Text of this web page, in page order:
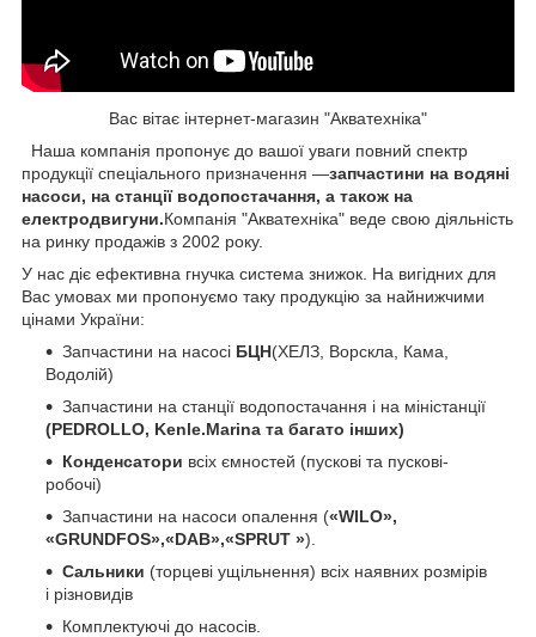
Вас вітає інтернет-магазин "Акватехніка"
Наша компанія пропонує до вашої уваги повний спектр
продукції спеціального призначення —запчастини на водяні
насоси, на станції водопостачання, а також на
електродвигуни.Компанія "Акватехніка" веде свою діяльність
на ринку продажів з 2002 року.
У нас діє ефективна гнучка система знижок. На вигідних для
Вас умовах ми пропонуємо таку продукцію за найнижчими
цінами України:
Запчастини на насосі БЦН(ХЕЛЗ, Ворскла, Кама,
Водолій)
Запчастини на станції водопостачання і на міністанції
(PEDROLLO, Kenle.Marina та багато інших)
Конденсатори всіх ємностей (пускові та пускові-
робочі)
Запчастини на насоси опалення («WILO»,
«GRUNDFOS»,«DAB»,«SPRUT »).
Сальники (торцеві ущільнення) всіх наявних розмірів
і різновидів
Комплектуючі до насосів.